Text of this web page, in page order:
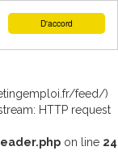
D'accord
feed/)
HTTP request
on line 24